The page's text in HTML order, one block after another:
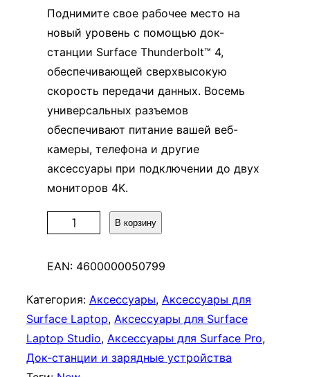
Поднимите свое рабочее место на
новый уровень с помощью док-
станции Surface Thunderbolt™ 4,
обеспечивающей сверхвысокую
скорость передачи данных. Восемь
универсальных разъемов
обеспечивают питание вашей веб-
камеры, телефона и другие
аксессуары при подключении до двух
мониторов 4K.
л
ч
е
с
т
В корзину
EAN: 4600000050799
Категория: Аксессуары, Аксессуары для
Surface Laptop, Аксессуары для Surface
Laptop Studio, Аксессуары для Surface Pro
Док-станции и зарядные устройства